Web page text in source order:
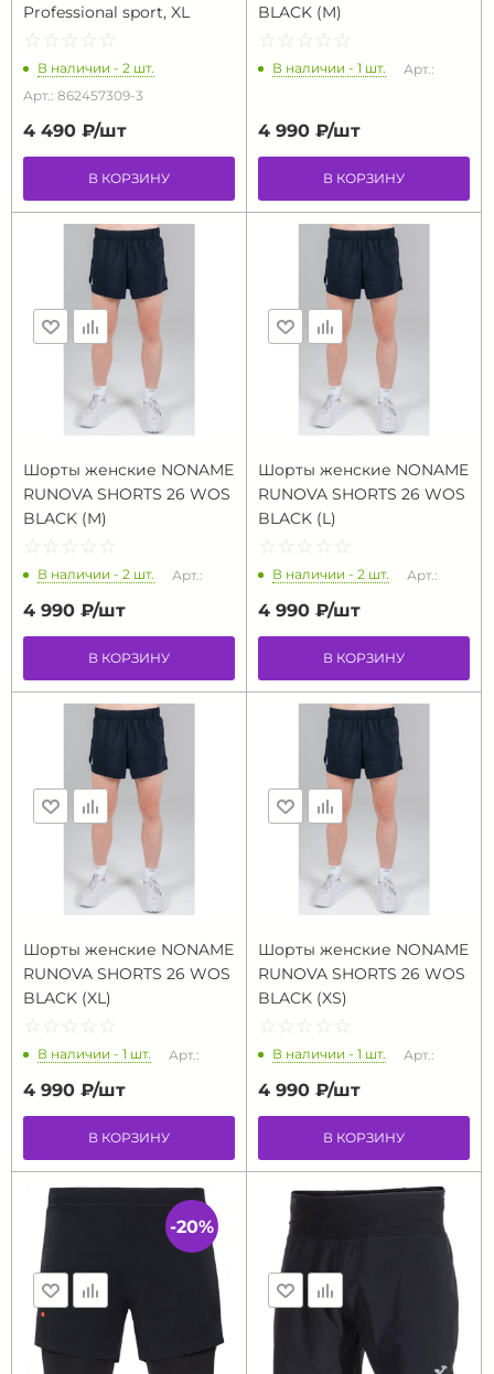
Professional sport, XL
☆ ☆ ☆ ☆ ☆
★ ★ ★ ★ ★
В наличии - 2 шт.
Арт.: 862457309-3
4 490 ₽/шт
В КОРЗИНУ
BLACK (M)
☆ ☆ ☆ ☆ ☆
★ ★ ★ ★ ★
В наличии - 1 шт. Арт.:
4 990 ₽/шт
В КОРЗИНУ
Шорты женские NONAME
RUNOVA SHORTS 26 WOS
BLACK (M)
☆ ☆ ☆ ☆ ☆
★ ★ ★ ★ ★
В наличии - 2 шт. Арт.:
4 990 ₽/шт
В КОРЗИНУ
Шорты женские NONAME
RUNOVA SHORTS 26 WOS
BLACK (L)
☆ ☆ ☆ ☆ ☆
★ ★ ★ ★ ★
В наличии - 2 шт. Арт.:
4 990 ₽/шт
В КОРЗИНУ
Шорты женские NONAME
RUNOVA SHORTS 26 WOS
BLACK (XL)
☆ ☆ ☆ ☆ ☆
★ ★ ★ ★ ★
В наличии - 1 шт. Арт.:
4 990 ₽/шт
В КОРЗИНУ
Шорты женские NONAME
RUNOVA SHORTS 26 WOS
BLACK (XS)
☆ ☆ ☆ ☆ ☆
★ ★ ★ ★ ★
В наличии - 1 шт. Арт.:
4 990 ₽/шт
В КОРЗИНУ
-20%